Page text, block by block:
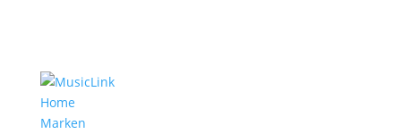
Home
Marken